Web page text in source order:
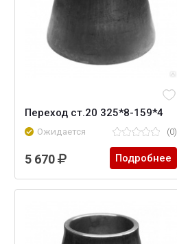
Переход ст.20 325*8-159*4
Ожидается (0)
5 670 Подробнее